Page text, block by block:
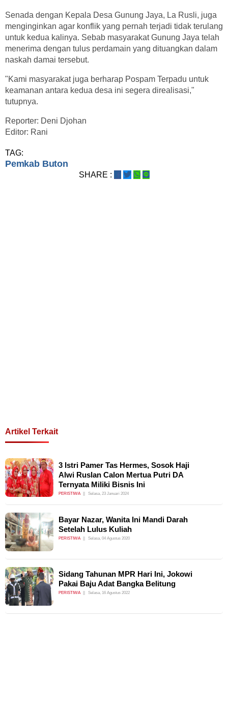
Senada dengan Kepala Desa Gunung Jaya, La Rusli, juga
menginginkan agar konflik yang pernah terjadi tidak terulang
untuk kedua kalinya. Sebab masyarakat Gunung Jaya telah
menerima dengan tulus perdamain yang dituangkan dalam
naskah damai tersebut.
"Kami masyarakat juga berharap Pospam Terpadu untuk
keamanan antara kedua desa ini segera direalisasi,"
tutupnya.
Reporter: Deni Djohan
Editor: Rani
TAG:
Pemkab Buton
SHARE :
Artikel Terkait
3 Istri Pamer Tas Hermes, Sosok Haji
Alwi Ruslan Calon Mertua Putri DA
Ternyata Miliki Bisnis Ini
PERISTIWA Selasa, 23 Januari 2024
Bayar Nazar, Wanita Ini Mandi Darah
Setelah Lulus Kuliah
PERISTIWA Selasa, 04 Agustus 2020
Sidang Tahunan MPR Hari Ini, Jokowi
Pakai Baju Adat Bangka Belitung
PERISTIWA Selasa, 16 Agustus 2022